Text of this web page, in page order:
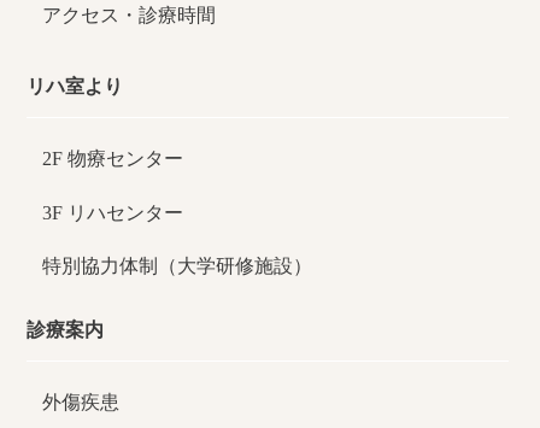
アクセス・診療時間
リハ室より
2F 物療センター
3F リハセンター
特別協力体制（大学研修施設）
診療案内
外傷疾患